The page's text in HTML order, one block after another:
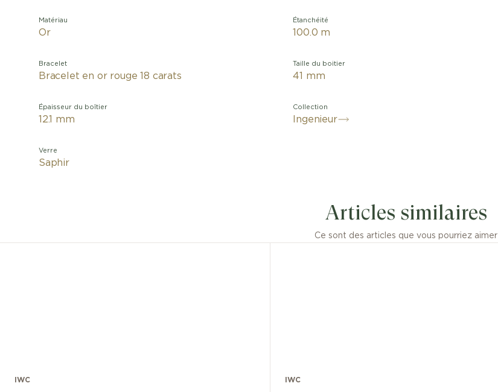
Matériau
Or
Bracelet
Bracelet en or rouge 18 carats
Épaisseur du boîtier
12.1 mm
Verre
Saphir
Étanchéité
100.0 m
Taille du boitier
41 mm
Collection
Ingenieur
Articles similaires
Ce sont des articles que vous pourriez aimer
IWC IWC